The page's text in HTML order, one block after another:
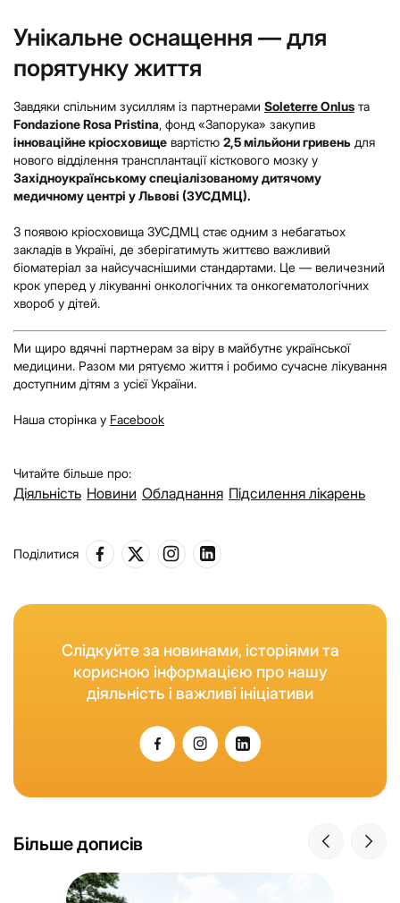
Унікальне оснащення — для
порятунку життя
Завдяки спільним зусиллям із партнерами Soleterre Onlus та
Fondazione Rosa Pristina, фонд «Запорука» закупив
інноваційне кріосховище вартістю 2,5 мільйони гривень для
нового відділення трансплантації кісткового мозку у
Західноукраїнському спеціалізованому дитячому
медичному центрі у Львові (ЗУСДМЦ).
З появою кріосховища ЗУСДМЦ стає одним з небагатьох
закладів в Україні, де зберігатимуть життєво важливий
біоматеріал за найсучаснішими стандартами. Це — величезний
крок уперед у лікуванні онкологічних та онкогематологічних
хвороб у дітей.
Ми щиро вдячні партнерам за віру в майбутнє української
медицини. Разом ми рятуємо життя і робимо сучасне лікування
доступним дітям з усієї України.
Наша сторінка у Facebook
Читайте більше про:
Діяльність Новини Обладнання Підсилення лікарень
Поділитися
Слідкуйте за новинами, історіями та
корисною інформацією про нашу
діяльність і важливі ініціативи
Більше дописів